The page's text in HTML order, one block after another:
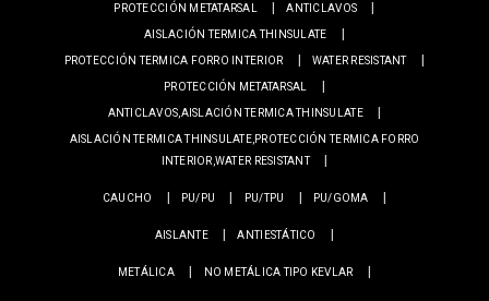
PROTECCIÓN METATARSAL
ANTICLAVOS
AISLACIÓN TERMICA THINSULATE
PROTECCIÓN TERMICA FORRO INTERIOR
WATER RESISTANT
PROTECCIÓN METATARSAL
ANTICLAVOS,AISLACIÓN TERMICA THINSULATE
AISLACIÓN TERMICA THINSULATE,PROTECCIÓN TERMICA FORRO
INTERIOR,WATER RESISTANT
CAUCHO PU/PU PU/TPU PU/GOMA
AISLANTE ANTIESTÁTICO
METÁLICA NO METÁLICA TIPO KEVLAR